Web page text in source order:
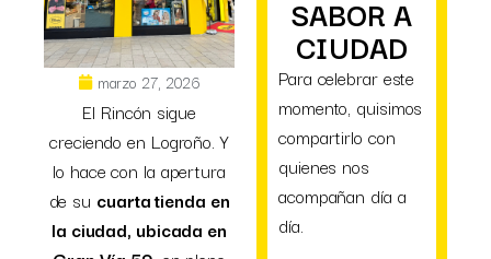
marzo 27, 2026
El Rincón sigue
creciendo en Logroño. Y
lo hace con la apertura
de su cuarta tienda en
la ciudad, ubicada en
SABOR A
CIUDAD
Para celebrar este
momento, quisimos
compartirlo con
quienes nos
acompañan día a
día.